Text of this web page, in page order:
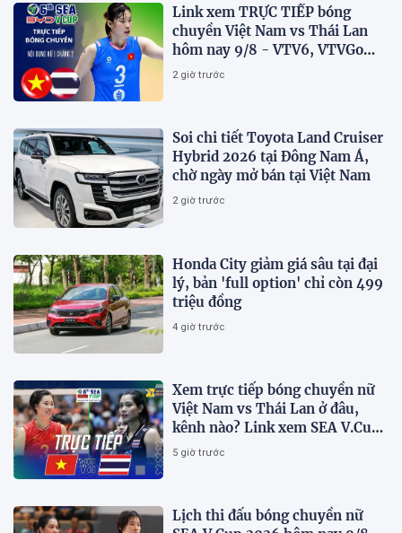
Link xem TRỰC TIẾP bóng
chuyền Việt Nam vs Thái Lan
hôm nay 9/8 - VTV6, VTVGo
trực tiếp SEA V.Cup 2026 mới
2 giờ trước
Soi chi tiết Toyota Land Cruiser
Hybrid 2026 tại Đông Nam Á,
chờ ngày mở bán tại Việt Nam
2 giờ trước
Honda City giảm giá sâu tại đại
lý, bản 'full option' chỉ còn 499
triệu đồng
4 giờ trước
Xem trực tiếp bóng chuyền nữ
Việt Nam vs Thái Lan ở đâu,
kênh nào? Link xem SEA V.Cup
2026 mới nhất
5 giờ trước
Lịch thi đấu bóng chuyền nữ